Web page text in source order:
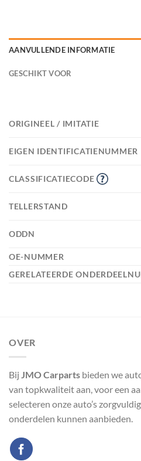
AANVULLENDE INFORMATIE
GESCHIKT VOOR
ORIGINEEL / IMITATIE
EIGEN IDENTIFICATIENUMMER
CLASSIFICATIECODE
TELLERSTAND
ODDN
OE-NUMMER
GERELATEERDE
OVER
Bij JMO Carparts bieden we
van topkwaliteit aan, voor een
selecteren onze auto’s
onderdelen kunnen aanbieden.